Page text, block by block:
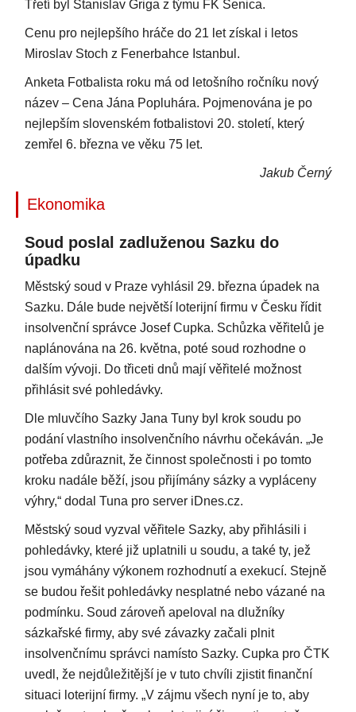
Třetí byl Stanislav Griga z týmu FK Senica.
Cenu pro nejlepšího hráče do 21 let získal i letos
Miroslav Stoch z Fenerbahce Istanbul.
Anketa Fotbalista roku má od letošního ročníku nový
název – Cena Jána Popluhára. Pojmenována je po
nejlepším slovenském fotbalistovi 20. století, který
zemřel 6. března ve věku 75 let.
Jakub Černý
Ekonomika
Soud poslal zadluženou Sazku do
úpadku
Městský soud v Praze vyhlásil 29. března úpadek na
Sazku. Dále bude největší loterijní firmu v Česku řídit
insolvenční správce Josef Cupka. Schůzka věřitelů je
naplánována na 26. května, poté soud rozhodne o
dalším vývoji. Do třiceti dnů mají věřitelé možnost
přihlásit své pohledávky.
Dle mluvčího Sazky Jana Tuny byl krok soudu po
podání vlastního insolvenčního návrhu očekáván. „Je
potřeba zdůraznit, že činnost společnosti i po tomto
kroku nadále běží, jsou přijímány sázky a vypláceny
výhry,“ dodal Tuna pro server iDnes.cz.
Městský soud vyzval věřitele Sazky, aby přihlásili i
pohledávky, které již uplatnili u soudu, a také ty, jež
jsou vymáhány výkonem rozhodnutí a exekucí. Stejně
se budou řešit pohledávky nesplatné nebo vázané na
podmínku. Soud zároveň apeloval na dlužníky
sázkařské firmy, aby své závazky začali plnit
insolvenčnímu správci namísto Sazky. Cupka pro ČTK
uvedl, že nejdůležitější je v tuto chvíli zjistit finanční
situaci loterijní firmy. „V zájmu všech nyní je to, aby